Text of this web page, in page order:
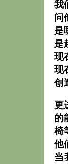
我
问
是
是
现
现
创
更
的
椅
他
当